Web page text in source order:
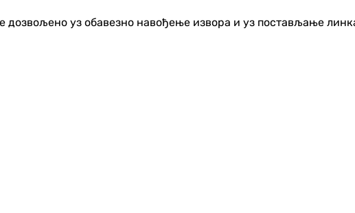
дозвољено уз обавезно навођење извора и уз постављање